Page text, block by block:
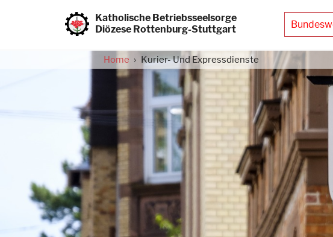
Katholische Betriebsseelsorge
Diözese Rottenburg-Stuttgart
Pfadnavigation
Home Kurier- Und Expressdienste